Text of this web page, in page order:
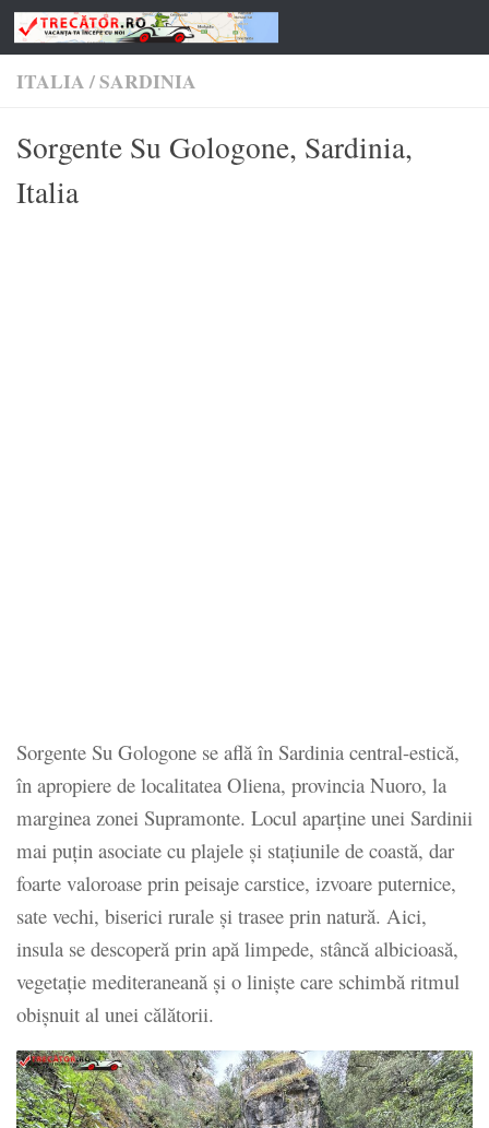
Skip to content
ITALIA/SARDINIA
Sorgente Su Gologone, Sardinia,
Italia
Sorgente Su Gologone se află în Sardinia central-estică,
în apropiere de localitatea Oliena, provincia Nuoro, la
marginea zonei Supramonte. Locul aparține unei Sardinii
mai puțin asociate cu plajele și stațiunile de coastă, dar
foarte valoroase prin peisaje carstice, izvoare puternice,
sate vechi, biserici rurale și trasee prin natură. Aici,
insula se descoperă prin apă limpede, stâncă albicioasă,
vegetație mediteraneană și o liniște care schimbă ritmul
obișnuit al unei călătorii.